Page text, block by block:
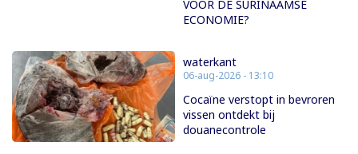
VOOR DE SURINAAMSE
ECONOMIE?
waterkant
06-aug-2026 - 13:10
Cocaïne verstopt in bevroren
vissen ontdekt bij
douanecontrole